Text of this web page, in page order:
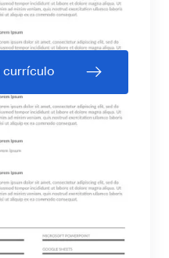
currículo